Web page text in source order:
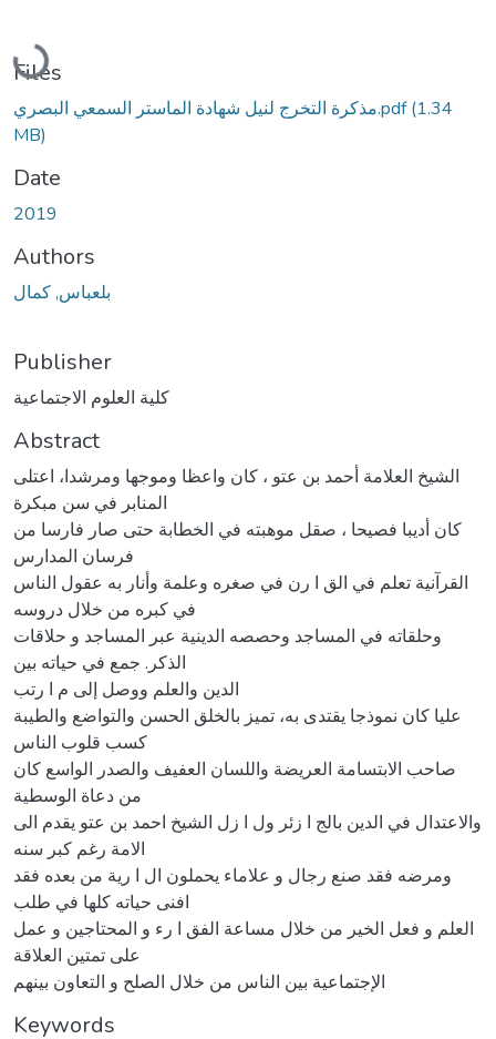
Loading...
Files
مذكرة التخرج لنيل شهادة الماستر السمعي البصري.pdf(1.34
MB)
Date
2019
Authors
بلعباس, كمال
Publisher
كلية العلوم الاجتماعية
Abstract
الشيخ العلامة أحمد بن عتو ، كان واعظا وموجها ومرشدا، اعتلى
المنابر في سن مبكرة
كان أديبا فصيحا ، صقل موهبته في الخطابة حتى صار فارسا من
فرسان المدارس
القرآنية تعلم في الق ا رن في صغره وعلمة وأنار به عقول الناس
في كبره من خلال دروسه
وحلقاته في المساجد وحصصه الدينية عبر المساجد و حلاقات
الذكر. جمع في حياته بين
الدين والعلم ووصل إلى م ا رتب
عليا كان نموذجا يقتدى به، تميز بالخلق الحسن والتواضع والطيبة
كسب قلوب الناس
صاحب الابتسامة العريضة واللسان العفيف والصدر الواسع كان
من دعاة الوسطية
والاعتدال في الدين بالج ا زئر ول ا زل الشيخ احمد بن عتو يقدم الى
الامة رغم كبر سنه
ومرضه فقد صنع رجال و علاماء يحملون ال ا رية من بعده فقد
افنى حياته كلها في طلب
العلم و فعل الخير من خلال مساعة الفق ا رء و المحتاجين و عمل
على تمتين العلاقة
الإجتماعية بين الناس من خلال الصلح و التعاون بينهم
Keywords